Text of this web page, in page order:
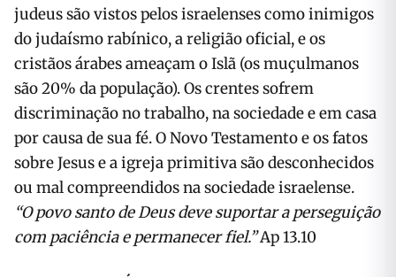
judeus são vistos pelos israelenses como inimigos
do judaísmo rabínico, a religião oficial, e os
cristãos árabes ameaçam o Islã (os muçulmanos
são 20% da população). Os crentes sofrem
discriminação no trabalho, na sociedade e em casa
por causa de sua fé. O Novo Testamento e os fatos
sobre Jesus e a igreja primitiva são desconhecidos
ou mal compreendidos na sociedade israelense.
“O povo santo de Deus deve suportar a perseguição
com paciência e permanecer fiel.”Ap 13.10